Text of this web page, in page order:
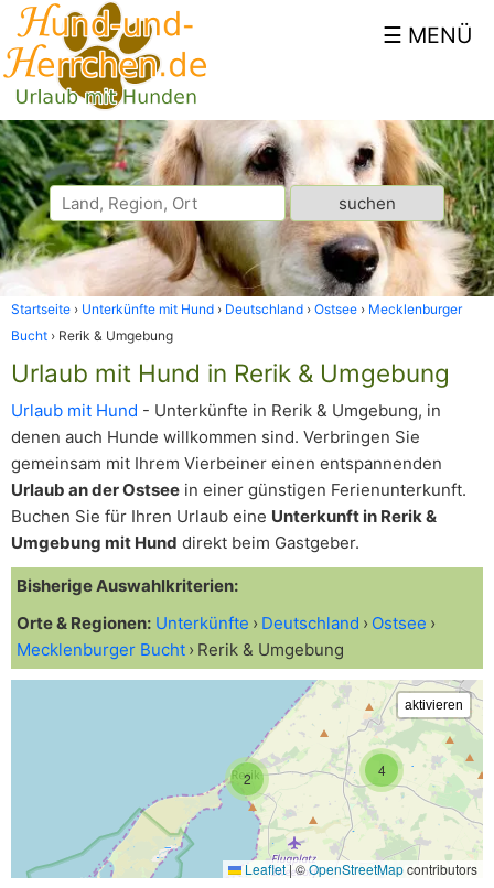
Startseite Unterkünfte mit Hund Deutschland Ostsee
Mecklenburger
Bucht
Rerik & Umgebung
Urlaub mit Hund in Rerik & Umgebung
Urlaub mit Hund - Unterkünfte in Rerik & Umgebung, in
denen auch Hunde willkommen sind. Verbringen Sie
gemeinsam mit Ihrem Vierbeiner einen entspannenden
Urlaub an der Ostsee in einer günstigen Ferienunterkunft.
Buchen Sie für Ihren Urlaub eine Unterkunft in Rerik &
Umgebung mit Hund direkt beim Gastgeber.
Bisherige Auswahlkriterien:
Orte & Regionen: Unterkünfte Deutschland
Ostsee
Mecklenburger Bucht
Rerik & Umgebung
2 4
Leaflet|©OpenStreetMapcontributors